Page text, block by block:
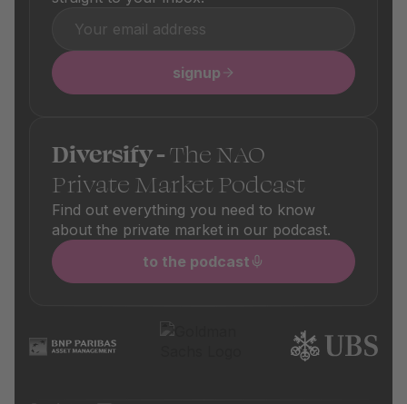
signup
Diversify -The NAO
Private Market Podcast
Find out everything you need to know
about the private market in our podcast.
to the podcast